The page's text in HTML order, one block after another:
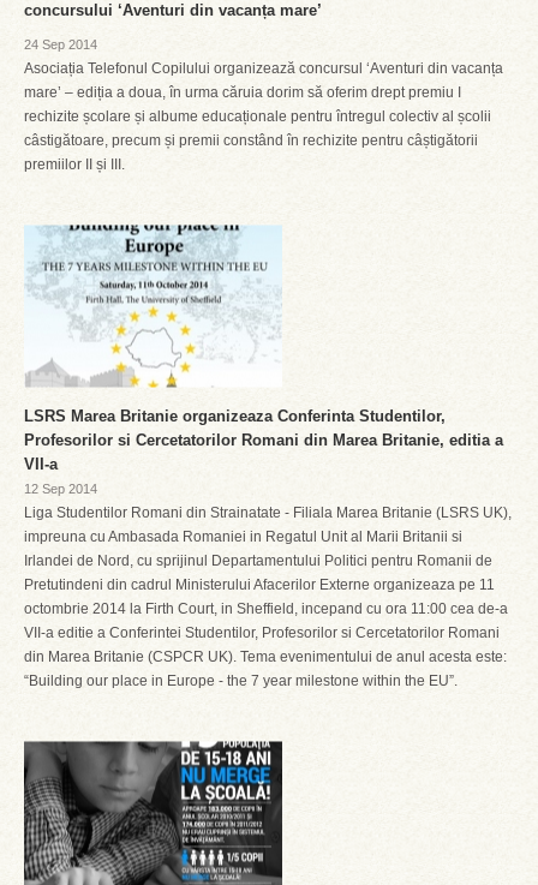
concursului ‘Aventuri din vacanța mare’
24 Sep 2014
Asociația Telefonul Copilului organizează concursul ‘Aventuri din vacanța
mare’ – ediția a doua, în urma căruia dorim să oferim drept premiu I
rechizite școlare și albume educaționale pentru întregul colectiv al școlii
câstigătoare, precum și premii constând în rechizite pentru câștigătorii
premiilor II și III.
LSRS Marea Britanie organizeaza Conferinta Studentilor,
Profesorilor si Cercetatorilor Romani din Marea Britanie, editia a
VII-a
12 Sep 2014
Liga Studentilor Romani din Strainatate - Filiala Marea Britanie (LSRS UK),
impreuna cu Ambasada Romaniei in Regatul Unit al Marii Britanii si
Irlandei de Nord, cu sprijinul Departamentului Politici pentru Romanii de
Pretutindeni din cadrul Ministerului Afacerilor Externe organizeaza pe 11
octombrie 2014 la Firth Court, in Sheffield, incepand cu ora 11:00 cea de-a
VII-a editie a Conferintei Studentilor, Profesorilor si Cercetatorilor Romani
din Marea Britanie (CSPCR UK). Tema evenimentului de anul acesta este:
“Building our place in Europe - the 7 year milestone within the EU”.